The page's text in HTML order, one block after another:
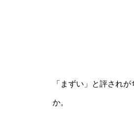
「まずい」と評され
か。